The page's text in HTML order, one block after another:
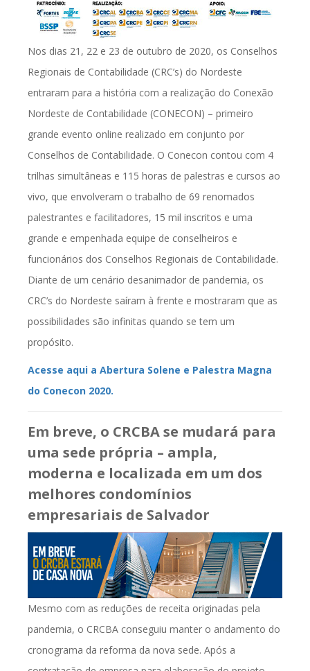
Nos dias 21, 22 e 23 de outubro de 2020, os Conselhos
Regionais de Contabilidade (CRC’s) do Nordeste
entraram para a história com a realização do Conexão
Nordeste de Contabilidade (CONECON) – primeiro
grande evento online realizado em conjunto por
Conselhos de Contabilidade. O Conecon contou com 4
trilhas simultâneas e 115 horas de palestras e cursos ao
vivo, que envolveram o trabalho de 69 renomados
palestrantes e facilitadores, 15 mil inscritos e uma
grande e empenhada equipe de conselheiros e
funcionários dos Conselhos Regionais de Contabilidade.
Diante de um cenário desanimador de pandemia, os
CRC’s do Nordeste saíram à frente e mostraram que as
possibilidades são infinitas quando se tem um
propósito.
Acesse aqui a Abertura Solene e Palestra Magna
do Conecon 2020.
Em breve, o CRCBA se mudará para
uma sede própria – ampla,
moderna e localizada em um dos
melhores condomínios
empresariais de Salvador
Mesmo com as reduções de receita originadas pela
pandemia, o CRCBA conseguiu manter o andamento do
cronograma da reforma da nova sede. Após a